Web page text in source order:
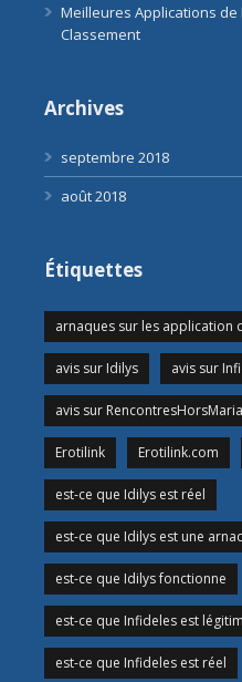
Meilleures Applications de
Classement
Archives
septembre 2018
août 2018
Étiquettes
arnaques sur les application
avis sur Idilys avis sur
avis sur
Erotilink Erotilink.com
est-ce que Idilys est réel
est-ce que Idilys est une
est-ce que Idilys fonctionne
est-ce que Infideles est
est-ce que Infideles est réel